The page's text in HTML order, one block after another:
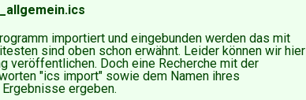
importiert und eingebunden werden das mit
sind oben schon erwähnt. Leider können wir hier
veröffentlichen. Doch eine Recherche mit der
"ics import" sowie dem Namen ihres
ergeben.